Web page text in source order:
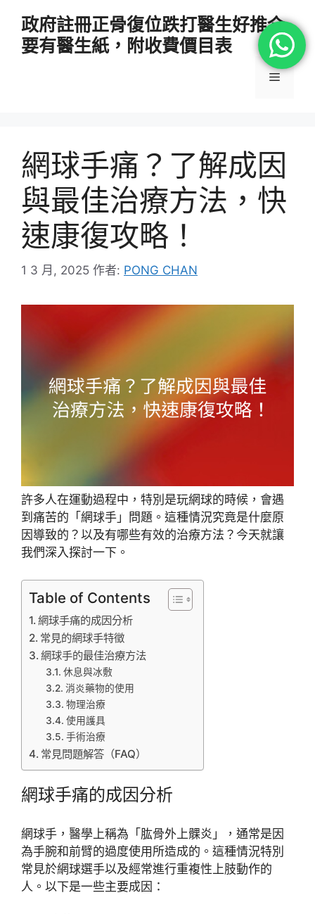
政府註冊正骨復位跌打醫生好推介
要有醫生紙，附收費價目表
選
網球手痛？了解成因
與最佳治療方法，快
速康復攻略！
1 3 月, 2025 作者: PONG CHAN
許多人在運動過程中，特別是玩網球的時候，會遇
到痛苦的「網球手」問題。這種情況究竟是什麼原
因導致的？以及有哪些有效的治療方法？今天就讓
我們深入探討一下。
Table of Contents
網球手痛的成因分析
常見的網球手特徵
網球手的最佳治療方法
休息與冰敷
消炎藥物的使用
物理治療
使用護具
手術治療
常見問題解答（FAQ）
網球手痛的成因分析
網球手，醫學上稱為「肱骨外上髁炎」，通常是因
為手腕和前臂的過度使用所造成的。這種情況特別
常見於網球選手以及經常進行重複性上肢動作的
人。以下是一些主要成因：